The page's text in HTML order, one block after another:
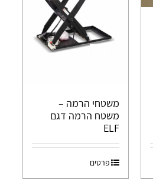
משטחי הרמה –
משטח הרמה דגם
ELF
פרטים